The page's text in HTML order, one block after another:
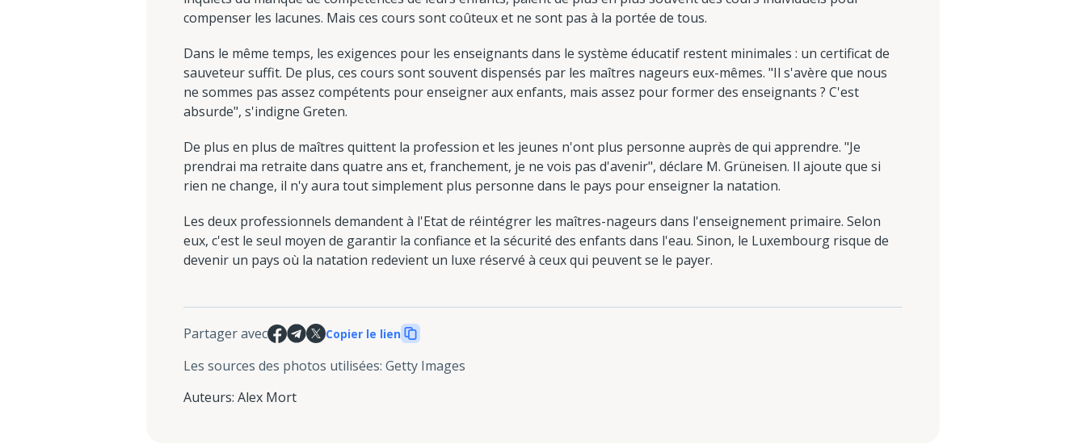
compenser les lacunes. Mais ces cours sont coûteux et ne sont pas à la portée de tous.
Dans le même temps, les exigences pour les enseignants dans le système éducatif restent minimales : un certificat de
sauveteur suffit. De plus, ces cours sont souvent dispensés par les maîtres nageurs eux-mêmes. "Il s'avère que nous
ne sommes pas assez compétents pour enseigner aux enfants, mais assez pour former des enseignants ? C'est
absurde", s'indigne Greten.
De plus en plus de maîtres quittent la profession et les jeunes n'ont plus personne auprès de qui apprendre. "Je
prendrai ma retraite dans quatre ans et, franchement, je ne vois pas d'avenir", déclare M. Grüneisen. Il ajoute que si
rien ne change, il n'y aura tout simplement plus personne dans le pays pour enseigner la natation.
Les deux professionnels demandent à l'Etat de réintégrer les maîtres-nageurs dans l'enseignement primaire. Selon
eux, c'est le seul moyen de garantir la confiance et la sécurité des enfants dans l'eau. Sinon, le Luxembourg risque de
devenir un pays où la natation redevient un luxe réservé à ceux qui peuvent se le payer.
Partager avec Copier le lien
Les sources des photos utilisées: Getty Images
Auteurs: Alex Mort